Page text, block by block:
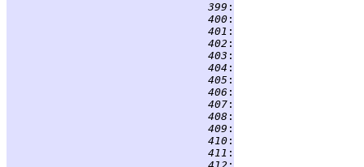
399 :
400 :
401 :
402 :
403 :
404 :
405 :
406 :
407 :
408 :
409 :
410 :
411 :